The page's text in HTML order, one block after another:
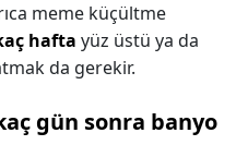
meme küçültme
hafta yüz üstü ya da
da gerekir.
gün sonra banyo